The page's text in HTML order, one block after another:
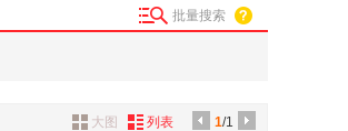
批量搜索
1/1
大图 列表